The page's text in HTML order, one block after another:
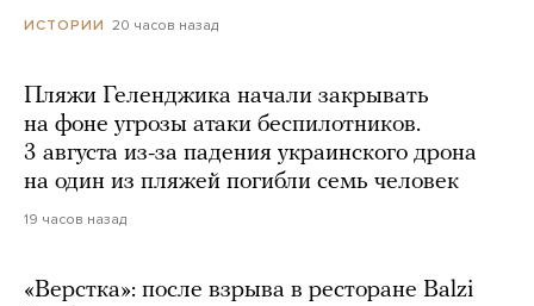
ИСТОРИИ 20 часов назад
Пляжи Геленджика начали закрывать
на фоне угрозы атаки беспилотников.
3 августа из-за падения украинского дрона
на один из пляжей погибли семь человек
19 часов назад
«Верстка»: после взрыва в ресторане Balzi